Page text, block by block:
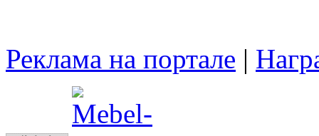
Реклама на портале |